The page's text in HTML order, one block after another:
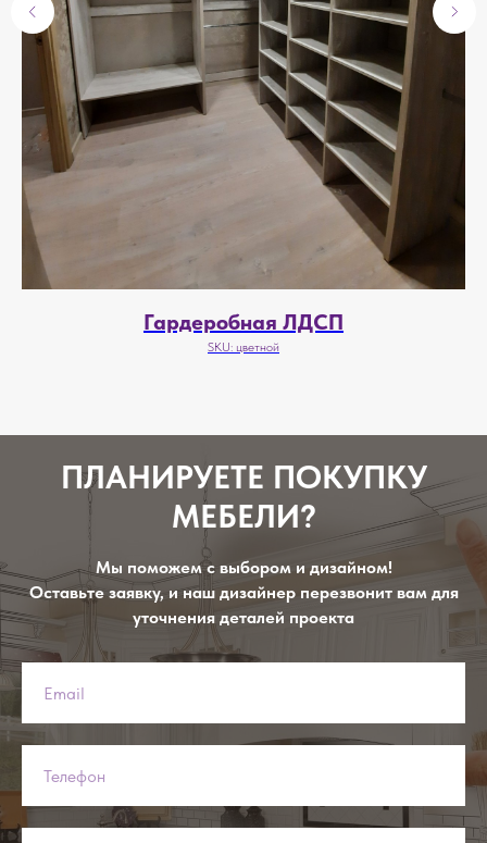
Гардеробная ЛДСП
SKU: цветной
ПЛАНИРУЕТЕ ПОКУПКУ
МЕБЕЛИ?
Мы поможем с выбором и дизайном!
Оставьте заявку, и наш дизайнер перезвонит вам для
уточнения деталей проекта